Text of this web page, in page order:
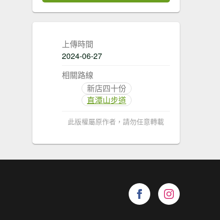
上傳時間
2024-06-27
相關路線
新店四十份
直潭山步道
此版權屬原作者，請勿任意轉載